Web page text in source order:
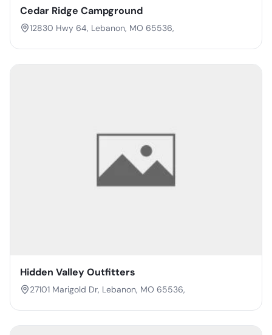
Cedar Ridge Campground
12830 Hwy 64, Lebanon, MO 65536,
Hidden Valley Outfitters
27101 Marigold Dr, Lebanon, MO 65536,